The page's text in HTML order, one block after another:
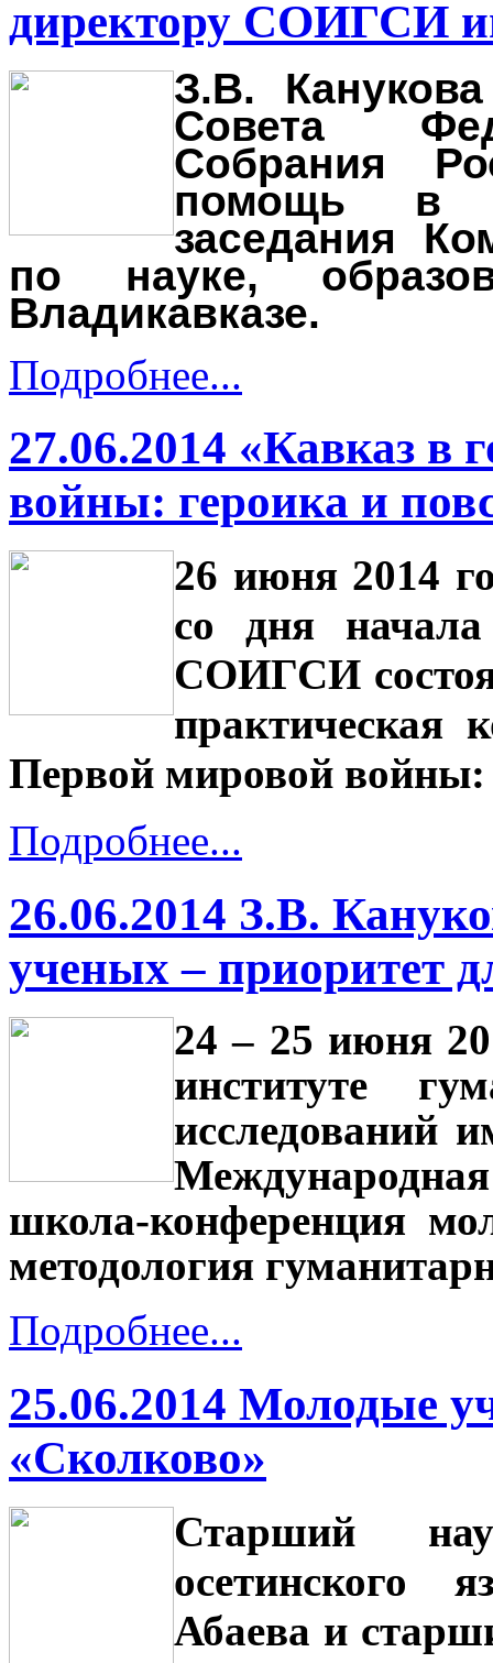
директору СОИГСИ
З.В.
Совета
Собрания
помощь в
заседания
по науке,
Владикавказе.
Подробнее...
27.06.2014 «Кавказ в
войны: героика и
26 июня 2014
со дня
СОИГСИ
практическая
Первой мировой войны:
Подробнее...
26.06.2014 З.В.
ученых – приоритет
24 – 25 июня
институте
исследований
школа-конференция
методология
Подробнее...
25.06.2014 Молодые
«Сколково»
Старший
осетинского
Абаева и